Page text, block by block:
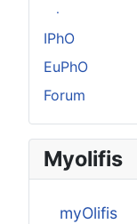
.
IPhO
EuPhO
Forum
Myolifis
myOlifis